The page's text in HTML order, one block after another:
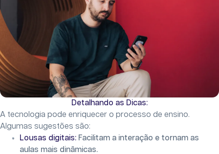
Detalhando as Dicas:
A tecnologia pode enriquecer o processo de ensino.
Algumas sugestões são:
Lousas digitais: Facilitam a interação e tornam as
aulas mais dinâmicas.